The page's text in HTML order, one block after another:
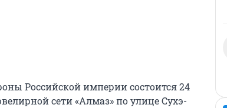
Российской империи состоится 24
сети «Алмаз» по улице Сухэ-